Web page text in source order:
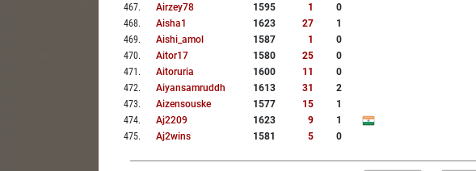
467. Airzey78 1595 1
0
468. Aisha1 1623 27
1
469. Aishi_amol 1587 1
0
470. Aitor17 1580 25
0
471 . Aitoruria 1600 11
0
472. Aiyansamruddh 1613 31
2
473. Aizensouske 1577 15
1
474. Aj2209 1623 9
1
475. Aj2wins 1581 5 0